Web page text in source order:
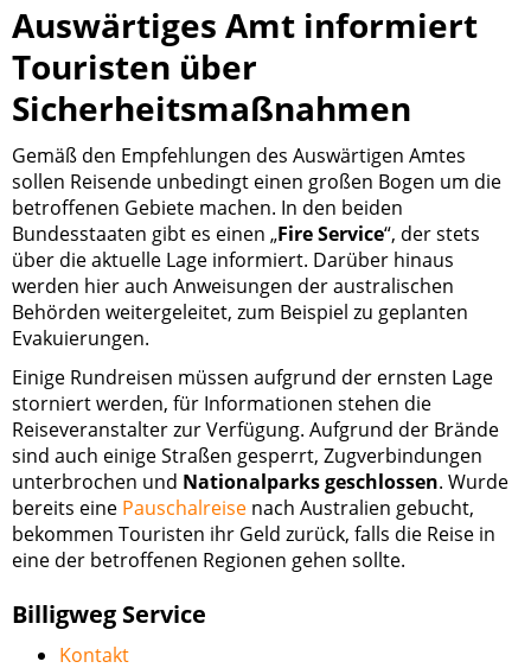
Auswärtiges Amt informiert
Touristen über
Sicherheitsmaßnahmen
Gemäß den Empfehlungen des Auswärtigen Amtes
sollen Reisende unbedingt einen großen Bogen um die
betroffenen Gebiete machen. In den beiden
Bundesstaaten gibt es einen „Fire Service“, der stets
über die aktuelle Lage informiert. Darüber hinaus
werden hier auch Anweisungen der australischen
Behörden weitergeleitet, zum Beispiel zu geplanten
Evakuierungen.
Einige Rundreisen müssen aufgrund der ernsten Lage
storniert werden, für Informationen stehen die
Reiseveranstalter zur Verfügung. Aufgrund der Brände
sind auch einige Straßen gesperrt, Zugverbindungen
unterbrochen und Nationalparks geschlossen. Wurde
bereits eine Pauschalreise nach Australien gebucht,
bekommen Touristen ihr Geld zurück, falls die Reise in
eine der betroffenen Regionen gehen sollte.
Billigweg Service
Kontakt